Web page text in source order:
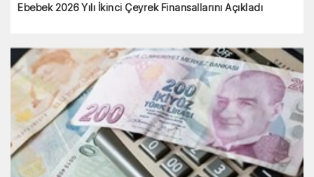
Ebebek 2026 Yılı İkinci Çeyrek Finansallarını Açıkladı